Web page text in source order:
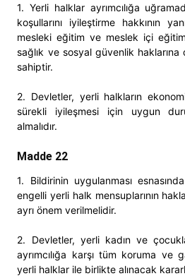
1. Yerli halklar ayrımcılığa
koşullarını iyileştirme hakkının
mesleki eğitim ve meslek içi
sağlık ve sosyal güvenlik
sahiptir.
2. Devletler, yerli halkların
sürekli iyileşmesi için uygun
almalıdır.
Madde 22
1. Bildirinin uygulanması
engelli yerli halk mensuplarının
ayrı önem verilmelidir.
2. Devletler, yerli kadın ve
ayrımcılığa karşı tüm koruma ve
yerli halklar ile birlikte alınacak